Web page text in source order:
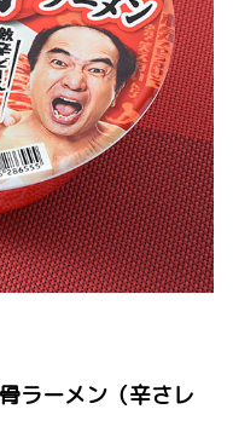
ラーメン（辛さレ